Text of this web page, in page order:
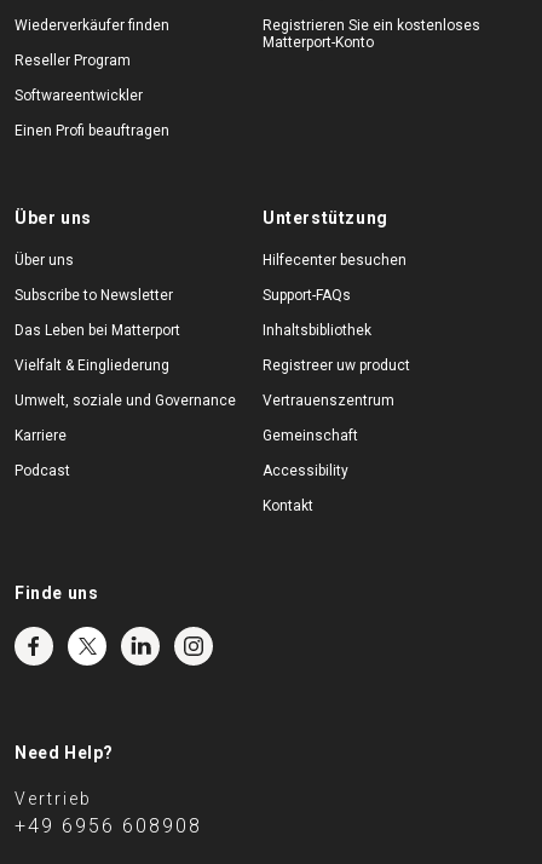
Wiederverkäufer finden
Reseller Program
Softwareentwickler
Einen Profi beauftragen
Registrieren Sie ein kostenloses
Matterport-Konto
Über uns
Über uns
Subscribe to Newsletter
Das Leben bei Matterport
Vielfalt & Eingliederung
Umwelt, soziale und Governance
Karriere
Podcast
Unterstützung
Hilfecenter besuchen
Support-FAQs
Inhaltsbibliothek
Registreer uw product
Vertrauenszentrum
Gemeinschaft
Accessibility
Kontakt
Finde uns
Need Help?
Vertrieb
+49 6956 608908